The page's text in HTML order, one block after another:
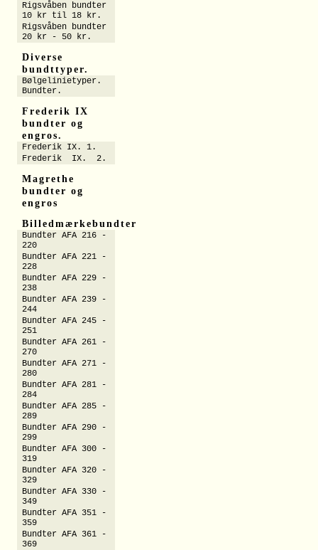
Rigsvåben bundter
10 kr til 18 kr.
Rigsvåben bundter
20 kr - 50 kr.
Diverse
bundttyper.
Bølgelinietyper.
Bundter.
Frederik IX
bundter og
engros.
Frederik IX. 1.
Frederik IX. 2.
Magrethe
bundter og
engros
Billedmærkebundter
Bundter AFA 216 -
220
Bundter AFA 221 -
228
Bundter AFA 229 -
238
Bundter AFA 239 -
244
Bundter AFA 245 -
251
Bundter AFA 261 -
270
Bundter AFA 271 -
280
Bundter AFA 281 -
284
Bundter AFA 285 -
289
Bundter AFA 290 -
299
Bundter AFA 300 -
319
Bundter AFA 320 -
329
Bundter AFA 330 -
349
Bundter AFA 351 -
359
Bundter AFA 361 -
369